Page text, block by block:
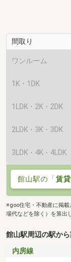
間取り
ワンルーム
1K・1DK
1LDK・2K・2DK
2LDK・3K・3DK
3LDK・4K・4LDK
館山駅の「賃
※goo住宅・不動産に掲
場代などを除く）を算出
館山駅周辺の駅か
内房線